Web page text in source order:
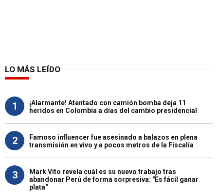
LO MÁS LEÍDO
1
¡Alarmante! Atentado con camión bomba deja 11
heridos en Colombia a días del cambio presidencial
2
Famoso influencer fue asesinado a balazos en plena
transmisión en vivo y a pocos metros de la Fiscalía
3
Mark Vito revela cuál es su nuevo trabajo tras
abandonar Perú de forma sorpresiva: "Es fácil ganar
plata"